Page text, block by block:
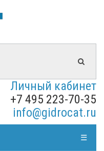
Личный кабинет
+7 495 223-70-35
info@gidrocat.ru
☰